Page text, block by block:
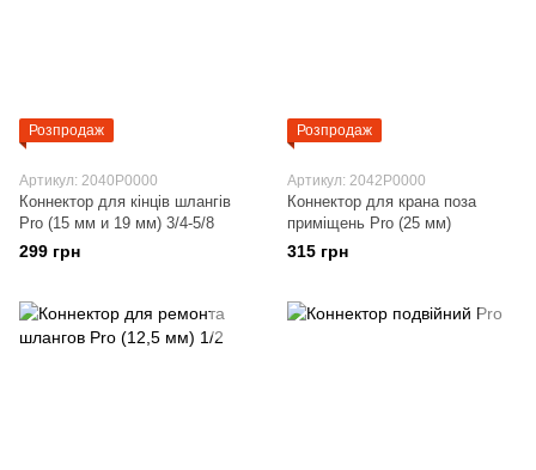
Розпродаж
Артикул: 2040P0000
Коннектор для кінців шлангів
Pro (15 мм и 19 мм) 3/4-5/8
299 грн
Розпродаж
Артикул: 2042P0000
Коннектор для крана поза
приміщень Pro (25 мм)
315 грн